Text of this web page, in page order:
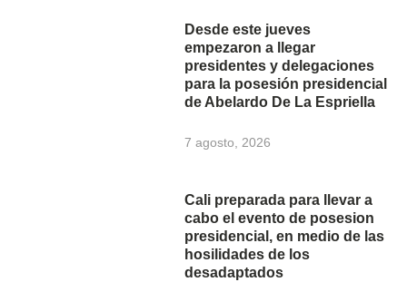
Desde este jueves
empezaron a llegar
presidentes y delegaciones
para la posesión presidencial
de Abelardo De La Espriella
7 agosto, 2026
Cali preparada para llevar a
cabo el evento de posesion
presidencial, en medio de las
hosilidades de los
desadaptados